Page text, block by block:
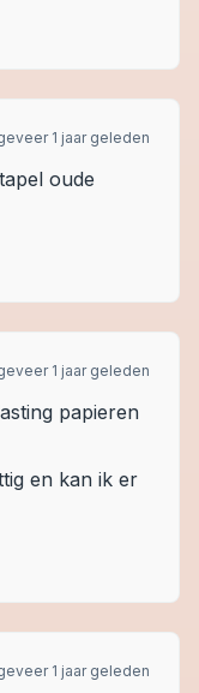
1 jaar geleden
oude
1 jaar geleden
papieren
en kan ik er
1 jaar geleden